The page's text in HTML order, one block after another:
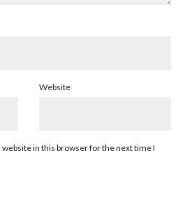
Website
website in this browser for the next time I